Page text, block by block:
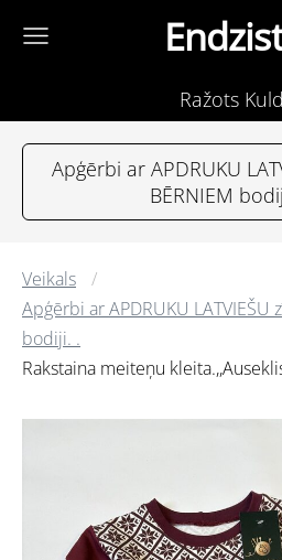
Ražots
Apģērbi ar APDRUKU
BĒRNIEM
Veikals
Apģērbi ar APDRUKU LATVIEŠU
bodiji. .
Rakstaina meiteņu